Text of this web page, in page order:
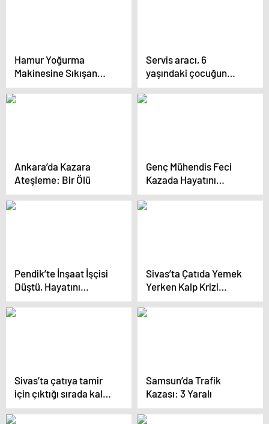
Hamur Yoğurma
Makinesine Sıkışan
Kadın Kurtarıldı
Servis aracı, 6
yaşındaki çocuğun
üzerinden geçti!
Ailenin şoförle ilgili
Ankara’da Kazara
Ateşleme: Bir Ölü
Genç Mühendis Feci
Kazada Hayatını
Kaybetti
Pendik’te İnşaat İşçisi
Düştü, Hayatını
Kaybetti
Sivas’ta Çatıda Yemek
Yerken Kalp Krizi
Geçiren Adam Hayatını
Kaybetti
Sivas’ta çatıya tamir
için çıktığı sırada kalp
krizi geçiren işçi
hayatını kaybetti
Samsun’da Trafik
Kazası: 3 Yaralı